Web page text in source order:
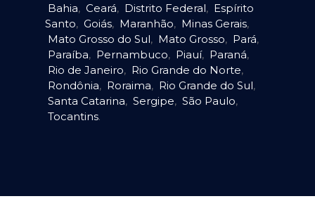
Bahia, Ceará, Distrito Federal, Espírito
Santo, Goiás, Maranhão, Minas Gerais,
Mato Grosso do Sul, Mato Grosso, Pará,
Paraíba, Pernambuco, Piauí, Paraná,
Rio de Janeiro, Rio Grande do Norte,
Rondônia, Roraima, Rio Grande do Sul,
Santa Catarina, Sergipe, São Paulo,
Tocantins.